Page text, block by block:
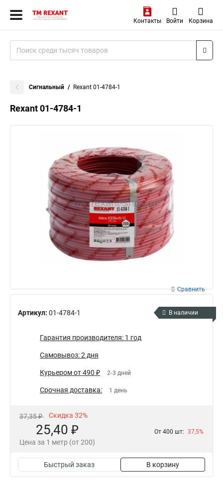
Контакты Войти Корзина
Сигнальный Rexant 01-4784-1
Rexant 01-4784-1
Артикул: 01-4784-1
Сравнить
В наличии
Гарантия производителя: 1 год
Самовывоз: 2 дня
Курьером от 490 ₽ 2-3 дней
Срочная доставка: 1 день
37,35 ₽ Скидка 32%
25,40 ₽
Цена за 1 метр (от 200)
От 400 шт: 37,5%
Быстрый заказ В корзину